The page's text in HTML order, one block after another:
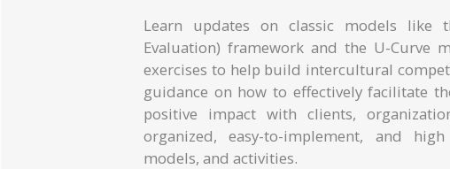
Learn updates on classic models like
Evaluation) framework and the U-Curve
exercises to help build intercultural
guidance on how to effectively facilitate
positive impact with clients,
organized, easy-to-implement, and
models, and activities.